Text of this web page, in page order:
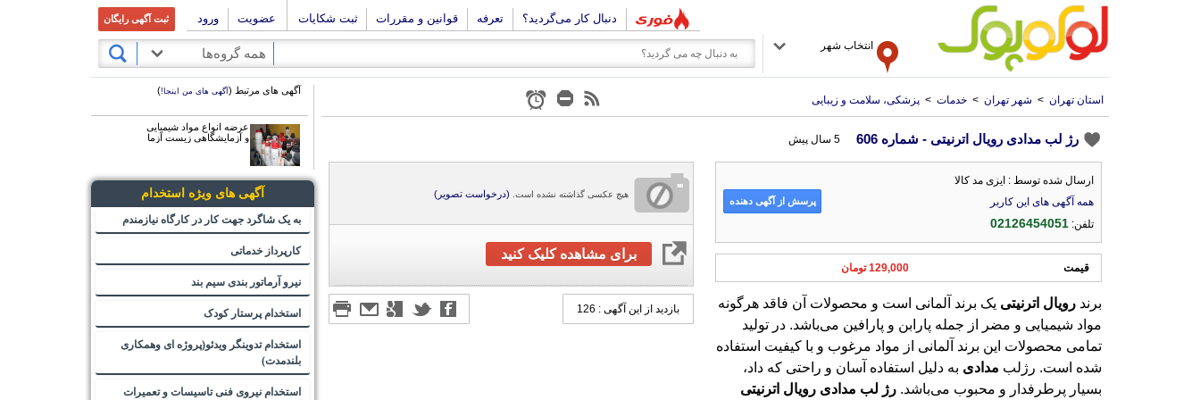
دنبال کار می‌گردید؟ تعرفه قوانین و مقررات ثبت شکایات عضویت ورود ثبت آگهی رایگان
انتخاب شهر
همه گروه‌ها
استان تهران > شهر تهران > خدمات > پزشکی، سلامت و زیبایی
رژ لب مدادی رویال اترنیتی - شماره 606 5 سال پیش
هیچ عکسی گذاشته نشده است. (درخواست تصویر)
برای مشاهده کلیک کنید
بازدید از این آگهی : 126
ارسال شده توسط : ایزی مد کالا
همه آگهی های این کاربر
تلفن:02126454051
پرسش از آگهی دهنده
قیمت 129,000 تومان
برند رویال اترنیتی یک برند آلمانی است و محصولات آن فاقد هرگونه
مواد شیمیایی و مضر از جمله پارابن و پارافین می‌باشد. در تولید
تمامی محصولات این برند آلمانی از مواد مرغوب و با کیفیت استفاده
شده است. رژلب مدادی به دلیل استفاده آسان و راحتی که داد،
بسیار پرطرفدار و محبوب می‌باشد. رژ لب مدادی رویال اترنیتی
آگهی های مرتبط (آگهی های من اینجا!)
عرضه انواع مواد شیمیایی
و آزمایشگاهی زیست آزما
آگهی های ویژه استخدام
به یک شاگرد جهت کار در کارگاه نیازمندم
کارپرداز خدماتی
نیرو آرماتور بندی سیم بند
استخدام پرستار کودک
استخدام تدوینگر ویدئو(پروژه ای وهمکاری
بلندمدت)
استخدام نیروی فنی تاسیسات و تعمیرات